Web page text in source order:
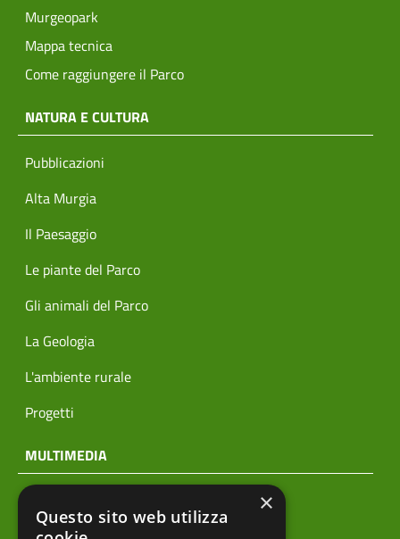
Murgeopark
Mappa tecnica
Come raggiungere il Parco
NATURA E CULTURA
Pubblicazioni
Alta Murgia
Il Paesaggio
Le piante del Parco
Gli animali del Parco
La Geologia
L'ambiente rurale
Progetti
MULTIMEDIA
×
Questo sito web utilizza